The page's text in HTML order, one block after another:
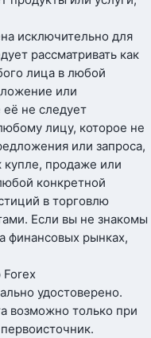
исключительно для
рассматривать как
лица в любой
или
не следует
лицу, которое не
или запроса,
купле, продаже или
конкретной
в торговлю
Если вы не знакомы
финансовых рынках,
удостоверено.
возможно только при